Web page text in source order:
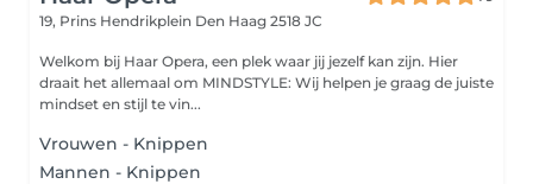
19, Prins Hendrikplein Den Haag 2518 JC
Welkom bij Haar Opera, een plek waar jij jezelf kan zijn. Hier
draait het allemaal om MINDSTYLE: Wij helpen je graag de juiste
mindset en stijl te vin...
Vrouwen - Knippen
Mannen - Knippen